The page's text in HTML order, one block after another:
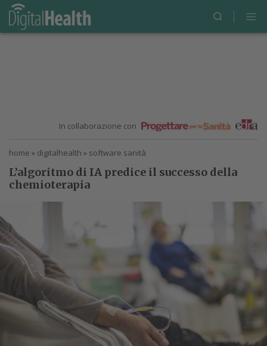
In collaborazione con
home » digitalhealth » software sanità
L’algoritmo di IA predice il successo della
chemioterapia